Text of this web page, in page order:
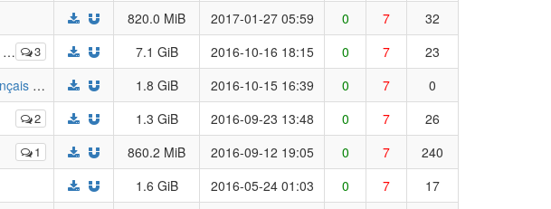
820.0 MiB 2017-01-27 05:59 0 7 32
3 7.1 GiB 2016-10-16 18:15 0 7
23
[JDrama] Honto ni Atta Kowai Hanashi ほんとにあった怖い話 2012-2013 French/Français Subs (Complete)
1.8 GiB 2016-10-15 16:39 0 7 0
2 1.3 GiB 2016-09-23 13:48 0 7 26
1 860.2 MiB 2016-09-12 19:05 0 7
240
1.6 GiB 2016-05-24 01:03 0 7
17